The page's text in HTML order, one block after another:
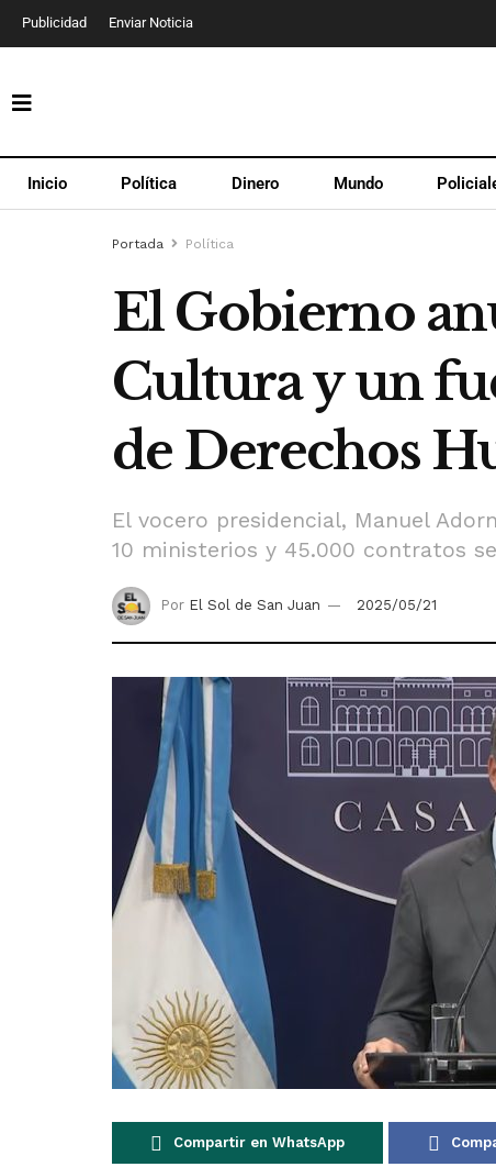
Publicidad Enviar Noticia
Inicio Política Dinero Mundo
Portada Política
El Gobierno
Cultura y un
de Derechos
El vocero presidencial, Manuel
10 ministerios y 45.000 contratos
Por El Sol de San Juan 2025/05/21
Compartir en WhatsApp